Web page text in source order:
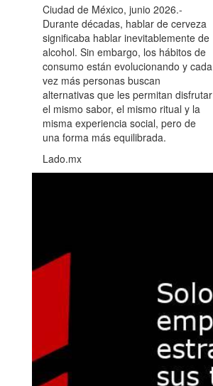
Ciudad de México, junio 2026.-
Durante décadas, hablar de cerveza
significaba hablar inevitablemente de
alcohol. Sin embargo, los hábitos de
consumo están evolucionando y cada
vez más personas buscan
alternativas que les permitan disfrutar
el mismo sabor, el mismo ritual y la
misma experiencia social, pero de
una forma más equilibrada.
Lado.mx